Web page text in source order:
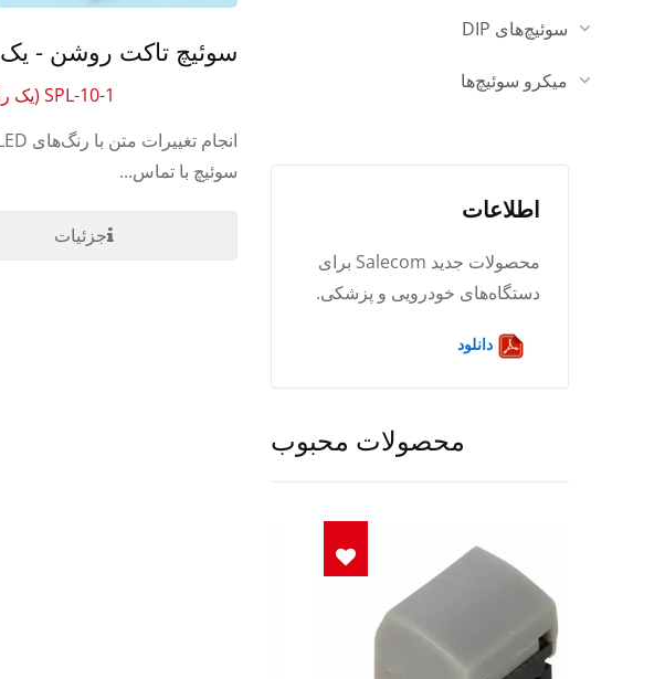
سوئیچ تاکت روشن - یک LED
SPL-10-1 (یک رنگ LED)
سوئیچ با تماس...
جزئیات
سوئیچ‌های DIP
میکرو سوئیچ‌ها
اطلاعات
محصولات جدید Salecom برای
دستگاه‌های خودرویی و پزشکی.
دانلود
محصولات محبوب